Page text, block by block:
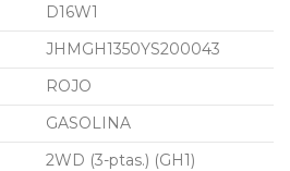
D16W1
JHMGH1350YS200043
ROJO
GASOLINA
2WD (3-ptas.) (GH1)